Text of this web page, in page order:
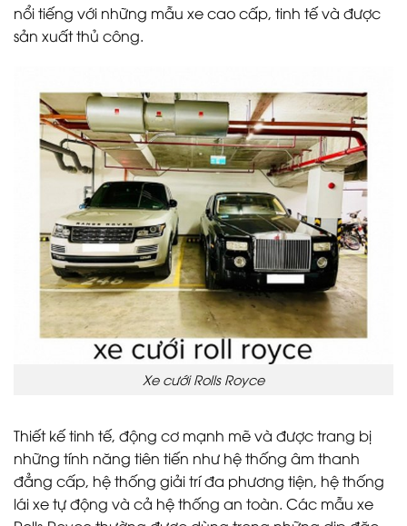
nổi tiếng với những mẫu xe cao cấp, tinh tế và được
sản xuất thủ công.
Xe cưới Rolls Royce
Thiết kế tinh tế, động cơ mạnh mẽ và được trang bị
những tính năng tiên tiến như hệ thống âm thanh
đẳng cấp, hệ thống giải trí đa phương tiện, hệ thống
lái xe tự động và cả hệ thống an toàn. Các mẫu xe